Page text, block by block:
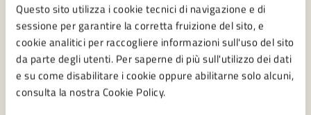
Questo sito utilizza i cookie tecnici di navigazione e di
sessione per garantire la corretta fruizione del sito, e
cookie analitici per raccogliere informazioni sull'uso del sito
da parte degli utenti. Per saperne di più sull'utilizzo dei dati
e su come disabilitare i cookie oppure abilitarne solo alcuni,
consulta la nostra Cookie Policy.